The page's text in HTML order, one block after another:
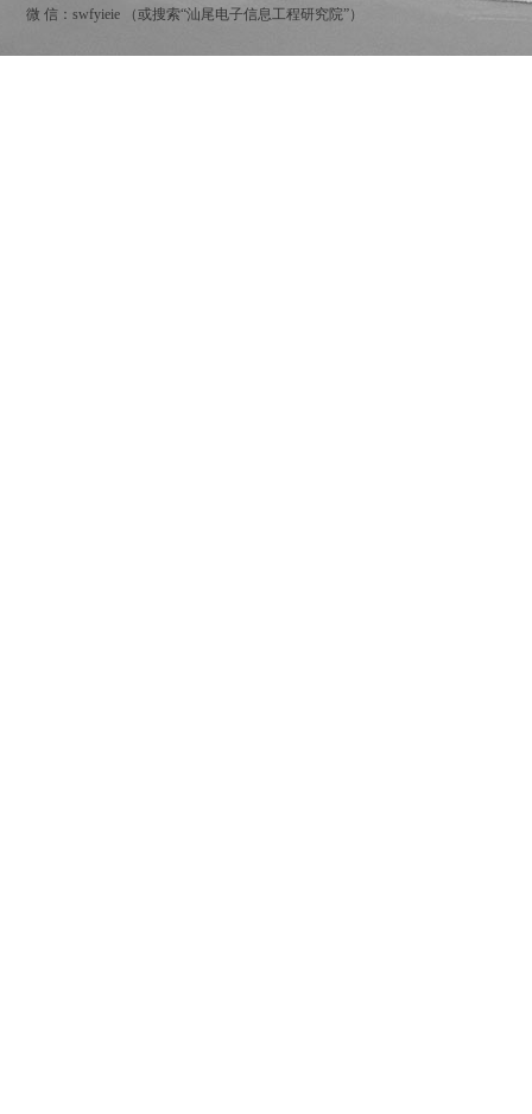
微 信：swfyieie （或搜索“汕尾电子信息工程研究院”）